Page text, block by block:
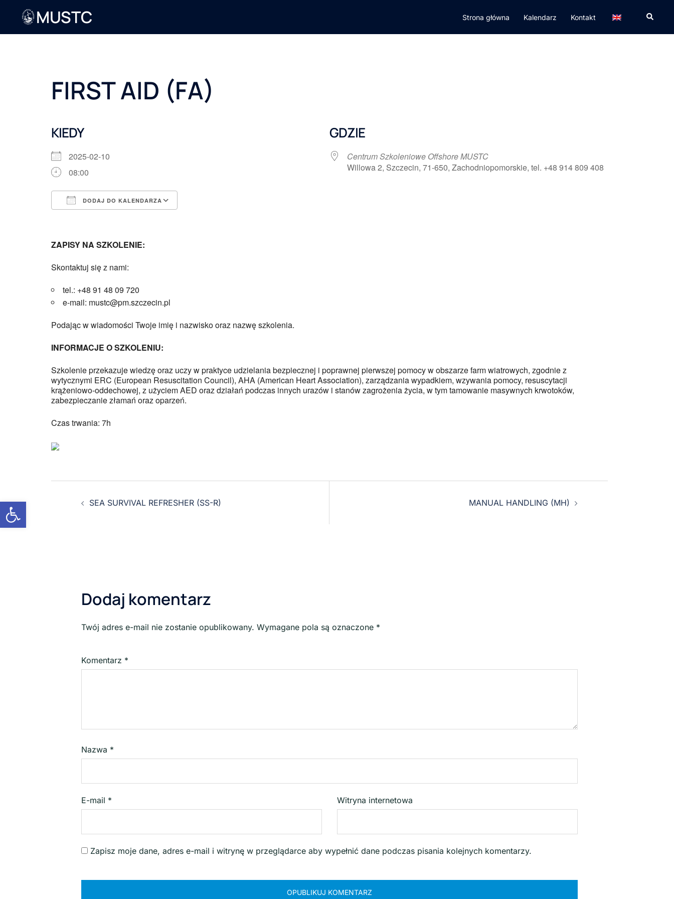
Otwórz pasek narzędzi
MUSTC Strona główna Kalendarz Kontakt
FIRST AID (FA)
KIEDY
2025-02-10
08:00
DODAJ DO KALENDARZA
GDZIE
Centrum Szkoleniowe Offshore MUSTC
Willowa 2, Szczecin, 71-650, Zachodniopomorskie, tel. +48 914 809 408
ZAPISY NA SZKOLENIE:
Skontaktuj się z nami:
tel.: +48 91 48 09 720
e-mail: mustc@pm.szczecin.pl
Podając w wiadomości Twoje imię i nazwisko oraz nazwę szkolenia.
INFORMACJE O SZKOLENIU:
Szkolenie przekazuje wiedzę oraz uczy w praktyce udzielania bezpiecznej i poprawnej pierwszej pomocy w obszarze farm wiatrowych, zgodnie z
wytycznymi ERC (European Resuscitation Council), AHA (American Heart Association), zarządzania wypadkiem, wzywania pomocy, resuscytacji
krążeniowo-oddechowej, z użyciem AED oraz działań podczas innych urazów i stanów zagrożenia życia, w tym tamowanie masywnych krwotoków,
zabezpieczanie złamań oraz oparzeń.
Czas trwania: 7h
SEA SURVIVAL REFRESHER (SS-R) MANUAL HANDLING (MH)
Dodaj komentarz
Twój adres e-mail nie zostanie opublikowany. Wymagane pola są oznaczone *
Komentarz *
Nazwa *
E-mail * Witryna internetowa
Zapisz moje dane, adres e-mail i witrynę w przeglądarce aby wypełnić dane podczas pisania kolejnych komentarzy.